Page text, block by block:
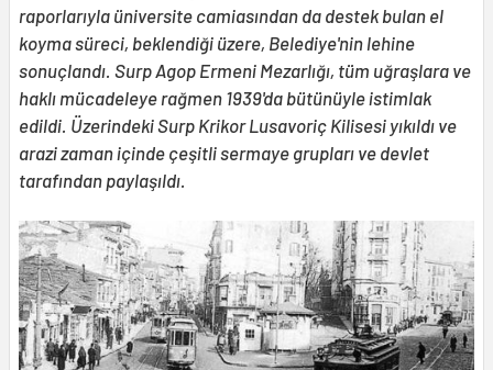
raporlarıyla üniversite camiasından da destek bulan el
koyma süreci, beklendiği üzere, Belediye'nin lehine
sonuçlandı. Surp Agop Ermeni Mezarlığı, tüm uğraşlara ve
haklı mücadeleye rağmen 1939'da bütünüyle istimlak
edildi. Üzerindeki Surp Krikor Lusavoriç Kilisesi yıkıldı ve
arazi zaman içinde çeşitli sermaye grupları ve devlet
tarafından paylaşıldı.